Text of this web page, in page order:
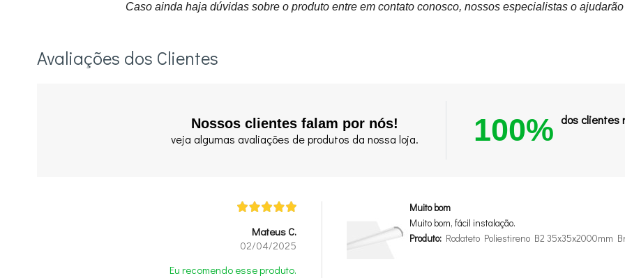
Caso ainda haja dúvidas sobre o produto entre em contato conosco, nossos especialistas o
Avaliações dos Clientes
Nossos clientes falam por nós!
veja algumas avaliações de produtos da nossa loja. 100% dos clientes
Mateus C.
02/04/2025
Eu recomendo esse produto.
Muito bom
Muito bom, fácil instalação.
Produto: Rodateto Poliestireno B2 35x35x2000mm